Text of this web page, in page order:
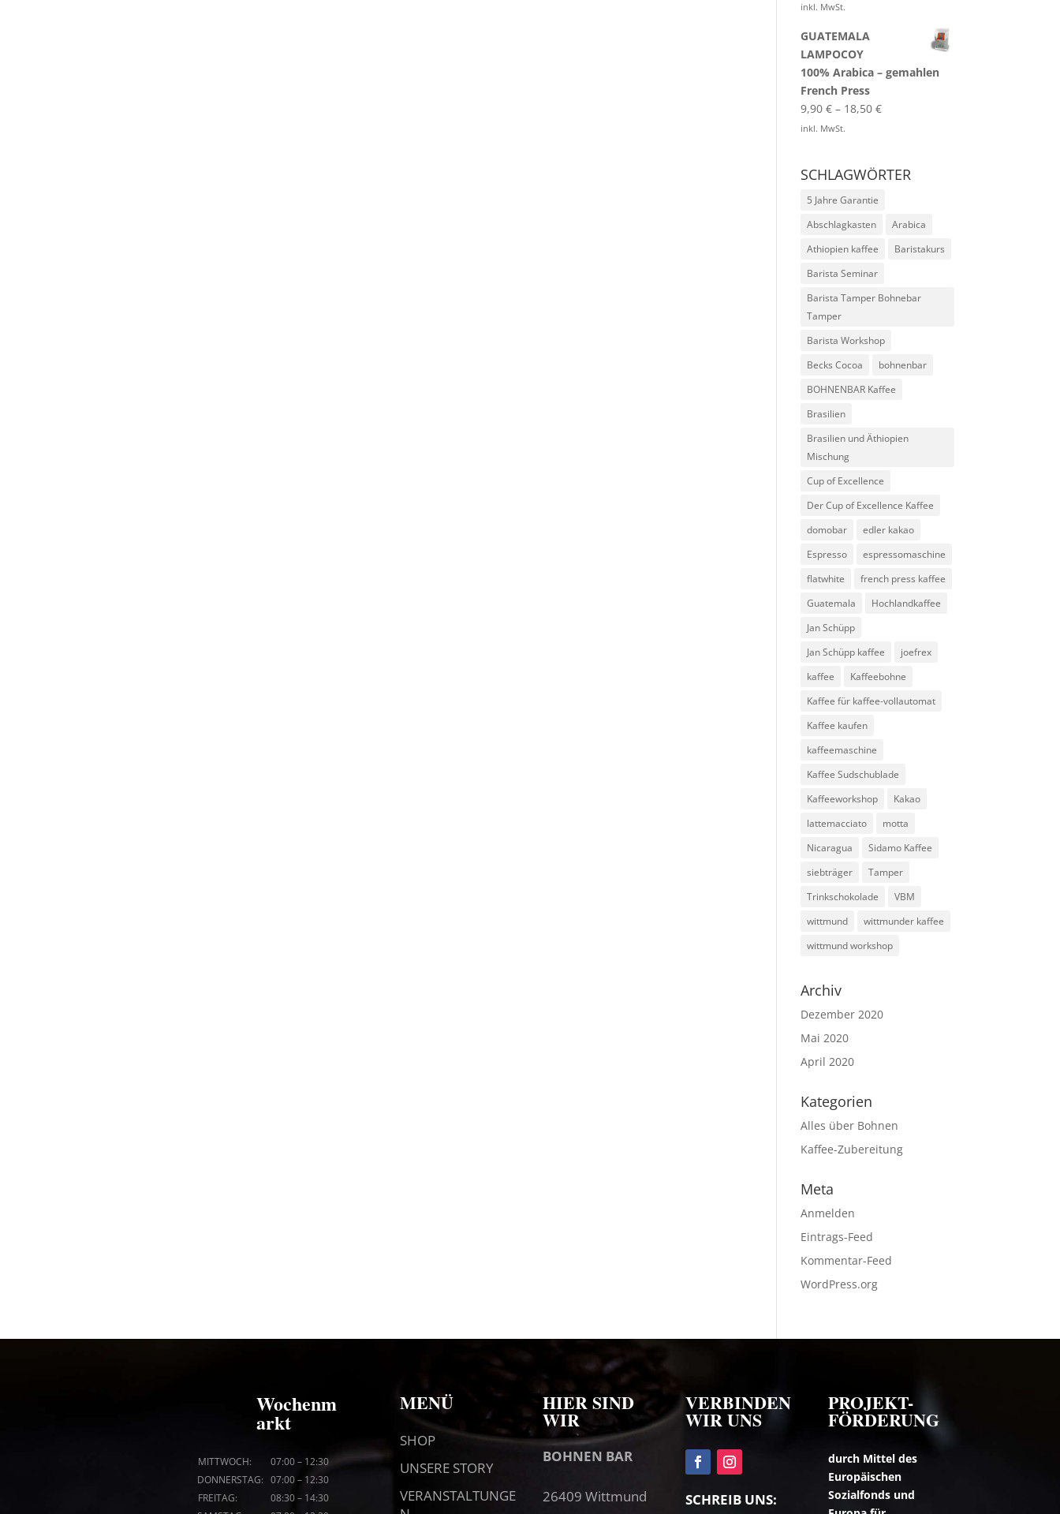
inkl. MwSt.
GUATEMALA
LAMPOCOY
100% Arabica – gemahlen
French Press
9,90€ – 18,50€
inkl. MwSt.
SCHLAGWÖRTER
5 Jahre Garantie
Abschlagkasten
Arabica
Athiopien kaffee
Baristakurs
Barista Seminar
Barista Tamper Bohnebar
Tamper
Barista Workshop
Becks Cocoa
bohnenbar
BOHNENBAR Kaffee
Brasilien
Brasilien und Äthiopien
Mischung
Cup of Excellence
Der Cup of Excellence Kaffee
domobar
edler kakao
Espresso
espressomaschine
flatwhite
french press kaffee
Guatemala
Hochlandkaffee
Jan Schüpp
Jan Schüpp kaffee
joefrex
kaffee
Kaffeebohne
Kaffee für kaffee-vollautomat
Kaffee kaufen
kaffeemaschine
Kaffee Sudschublade
Kaffeeworkshop
Kakao
lattemacciato
motta
Nicaragua
Sidamo Kaffee
siebträger
Tamper
Trinkschokolade
VBM
wittmund
wittmunder kaffee
wittmund workshop
Archiv
Dezember 2020
Mai 2020
April 2020
Kategorien
Alles über Bohnen
Kaffee-Zubereitung
Meta
Anmelden
Eintrags-Feed
Kommentar-Feed
WordPress.org
Wochenm
arkt
MITTWOCH: 07:00–12:30
DONNERSTAG: 07:00– 12:30
FREITAG: 08:30–14:30
MENÜ
SHOP
UNSERE STORY
VERANSTALTUNGE
HIER SIND
WIR
BOHNEN BAR
26409 Wittmund
VERBINDEN
WIR UNS
SCHREIB UNS:
PROJEKT-
FÖRDERUNG
durch Mittel des
Europäischen
Sozialfonds und